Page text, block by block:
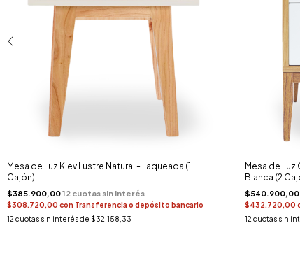
Mesa de Luz Kiev Lustre Natural - Laqueada (1
Cajón)
$385.900,00
$308.720,00 con Transferencia o depósito bancario
12 cuotas sin interés de $32.158,33
Mesa de Luz
Blanca (2
$540.900,00
$432.720,00
12 cuotas sin